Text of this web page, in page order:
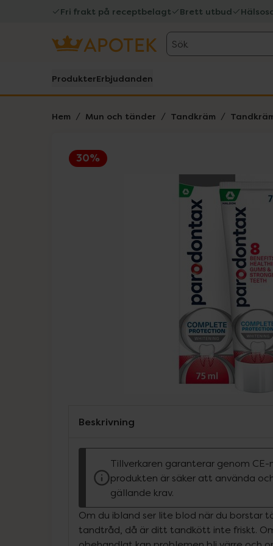
Fri frakt på receptbelagt Brett utbud
Sök
ProdukterErbjudanden
Hem Mun och tänder Tandkräm
30%
Lista: . Innehåller 1 objekt.
Beskrivning
Tillverkaren garanterar genom
produkten är säker att använda
gällande krav.
Om du ibland ser lite blod när du borstar
tandtråd, då är ditt tandkött inte friskt.